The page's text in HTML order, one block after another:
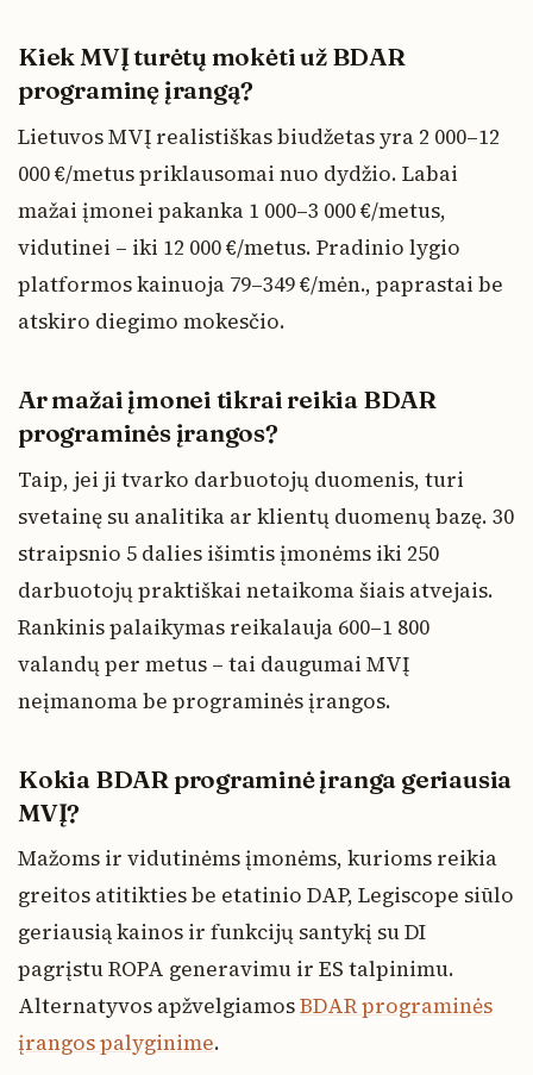
Kiek MVĮ turėtų mokėti už BDAR
programinę įrangą?
Lietuvos MVĮ realistiškas biudžetas yra 2 000–12
000 €/metus priklausomai nuo dydžio. Labai
mažai įmonei pakanka 1 000–3 000 €/metus,
vidutinei – iki 12 000 €/metus. Pradinio lygio
platformos kainuoja 79–349 €/mėn., paprastai be
atskiro diegimo mokesčio.
Ar mažai įmonei tikrai reikia BDAR
programinės įrangos?
Taip, jei ji tvarko darbuotojų duomenis, turi
svetainę su analitika ar klientų duomenų bazę. 30
straipsnio 5 dalies išimtis įmonėms iki 250
darbuotojų praktiškai netaikoma šiais atvejais.
Rankinis palaikymas reikalauja 600–1 800
valandų per metus – tai daugumai MVĮ
neįmanoma be programinės įrangos.
Kokia BDAR programinė įranga geriausia
MVĮ?
Mažoms ir vidutinėms įmonėms, kurioms reikia
greitos atitikties be etatinio DAP, Legiscope siūlo
geriausią kainos ir funkcijų santykį su DI
pagrįstu ROPA generavimu ir ES talpinimu.
Alternatyvos apžvelgiamosBDAR programinės
įrangos palyginime.